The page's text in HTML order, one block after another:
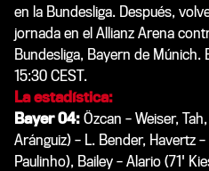
en la Bundesliga. Después,
jornada en el Allianz Arena
Bundesliga, Bayern de Múnich.
15:30 CEST.
La estadística:
Bayer 04: Özcan – Weiser,
Aránguiz) – L. Bender, Havertz
Paulinho), Bailey – Alario (71'